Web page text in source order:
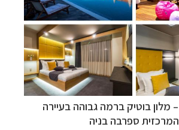
– מלון בוטיק ברמה גבוהה בעיירה
המרכזית ספרבה בניה